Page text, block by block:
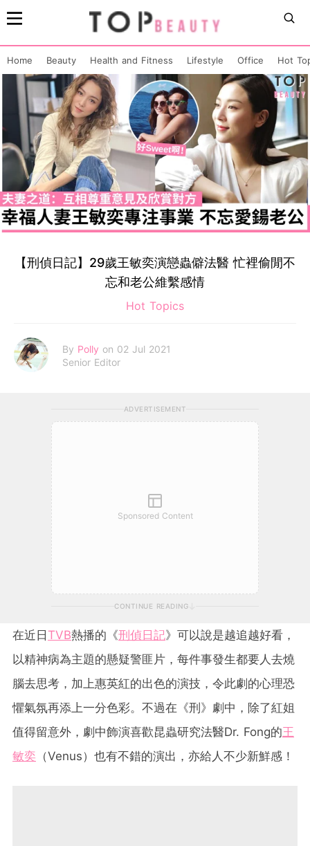
Home Beauty Health and Fitness Lifestyle Office Hot
【刑偵日記】29歲王敏奕演戀蟲僻法醫 忙裡偷閒不
忘和老公維繫感情
Hot Topics
By Polly on 02 Jul 2021
Senior Editor
ADVERTISEMENT
Sponsored Content
CONTINUE READING
在近日TVB熱播的《刑偵日記》可以說是越追越好看，
以精神病為主題的懸疑警匪片，每件事發生都要人去燒
腦去思考，加上惠英紅的出色的演技，令此劇的心理恐
懼氣氛再添上一分色彩。不過在《刑》劇中，除了紅姐
值得留意外，劇中飾演喜歡昆蟲研究法醫Dr. Fong的王
敏奕 （Venus）也有不錯的演出，亦給人不少新鮮感！